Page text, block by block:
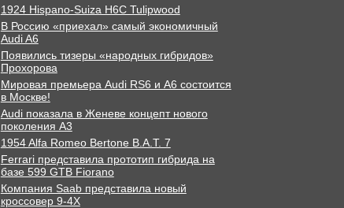
1924 Hispano-Suiza H6C Tulipwood
В Россию «приехал» самый экономичный
Audi A6
Появились тизеры «народных гибридов»
Прохорова
Мировая премьера Audi RS6 и A6 состоится
в Москве!
Audi показала в Женеве концепт нового
поколения А3
1954 Alfa Romeo Bertone B.A.T. 7
Ferrari представила прототип гибрида на
базе 599 GTB Fiorano
Компания Saab представила новый
кроссовер 9-4X